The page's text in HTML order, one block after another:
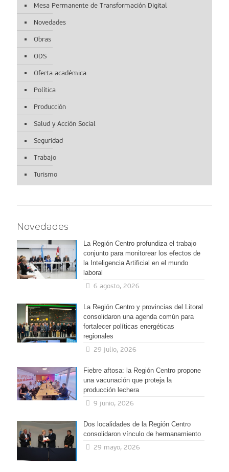
Mesa Permanente de Transformación Digital
Novedades
Obras
ODS
Oferta académica
Política
Producción
Salud y Acción Social
Seguridad
Trabajo
Turismo
Novedades
La Región Centro profundiza el trabajo
conjunto para monitorear los efectos de
la Inteligencia Artificial en el mundo
laboral
6 agosto, 2026
La Región Centro y provincias del Litoral
consolidaron una agenda común para
fortalecer políticas energéticas
regionales
29 julio, 2026
Fiebre aftosa: la Región Centro propone
una vacunación que proteja la
producción lechera
9 junio, 2026
Dos localidades de la Región Centro
consolidaron vínculo de hermanamiento
29 mayo, 2026